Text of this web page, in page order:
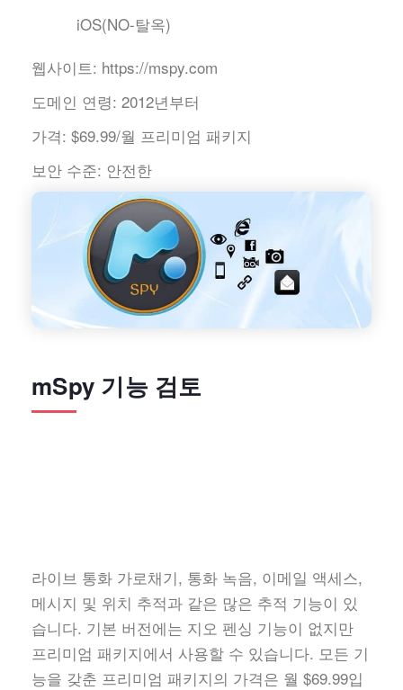
iOS(NO-탈옥)
웹사이트: https://mspy.com
도메인 연령: 2012년부터
가격: $69.99/월 프리미엄 패키지
보안 수준: 안전한
mSpy 기능 검토
라이브 통화 가로채기, 통화 녹음, 이메일 액세스,
메시지 및 위치 추적과 같은 많은 추적 기능이 있
습니다. 기본 버전에는 지오 펜싱 기능이 없지만
프리미엄 패키지에서 사용할 수 있습니다. 모든 기
능을 갖춘 프리미엄 패키지의 가격은 월 $69.99입